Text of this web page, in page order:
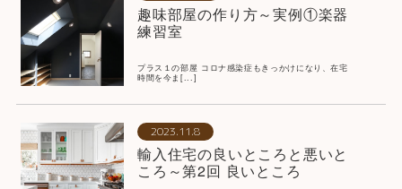
趣味部屋の作り方～実例①楽器
練習室
プラス１の部屋 コロナ感染症もきっかけになり、在宅
時間を今ま[...]
2023.11.8
輸入住宅の良いところと悪いと
ころ～第2回 良いところ